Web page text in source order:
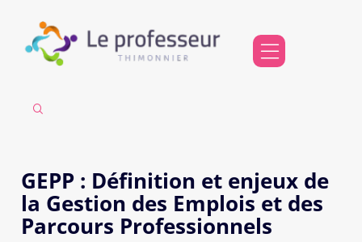
GEPP : Définition et enjeux de
la Gestion des Emplois et des
Parcours Professionnels